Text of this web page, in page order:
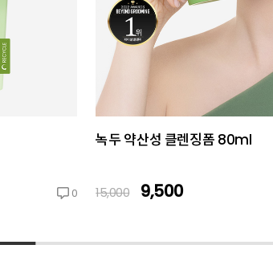
0
녹두 약산성 클렌징폼 80ml
15,000 9,500